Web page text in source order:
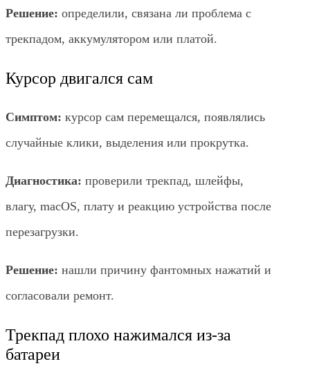
Решение: определили, связана ли проблема с
трекпадом, аккумулятором или платой.
Курсор двигался сам
Симптом: курсор сам перемещался, появлялись
случайные клики, выделения или прокрутка.
Диагностика: проверили трекпад, шлейфы,
влагу, macOS, плату и реакцию устройства после
перезагрузки.
Решение: нашли причину фантомных нажатий и
согласовали ремонт.
Трекпад плохо нажимался из-за
батареи